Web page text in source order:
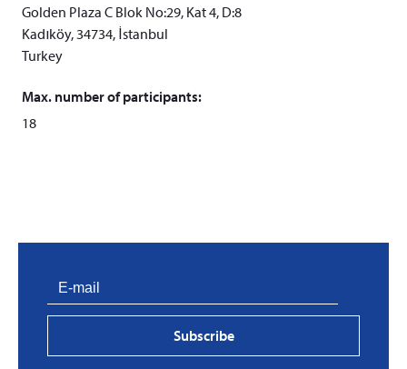
Golden Plaza C Blok No:29, Kat 4, D:8
Kadıköy, 34734, İstanbul
Turkey
Max. number of participants:
18
Subscribe
PVProtect: Innovative fire protection for roofs with